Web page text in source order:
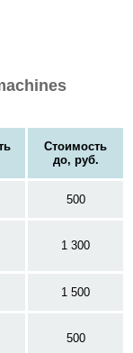
Стоимость
до, руб.
500
1 300
1 500
500